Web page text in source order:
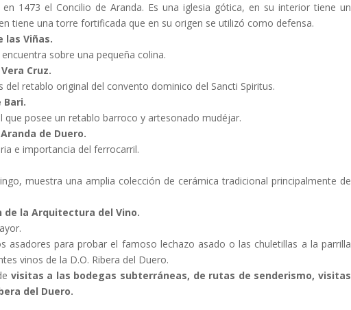
1473 el Concilio de Aranda. Es una iglesia gótica, en su interior tiene un
tiene una torre fortificada que en su origen se utilizó como defensa.
las Viñas.
sobre una pequeña colina.
Cruz.
del retablo original del convento dominico del Sancti Spiritus.
Bari.
que posee un retablo barroco y artesonado mudéjar.
de Duero.
e importancia del ferrocarril.
muestra una amplia colección de cerámica tradicional principalmente de
la Arquitectura del Vino.
asadores para probar el famoso lechazo asado o las chuletillas a la parrilla
vinos de la D.O. Ribera del Duero.
visitas a las bodegas subterráneas, de rutas de senderismo, visitas
del Duero.